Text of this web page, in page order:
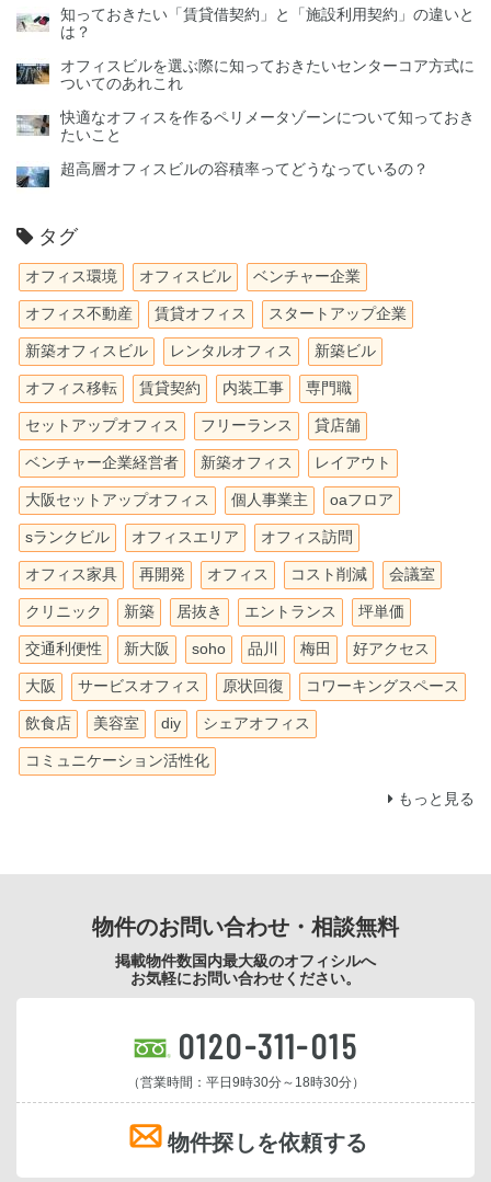
知っておきたい「賃貸借契約」と「施設利用契約」の違いと
は？
オフィスビルを選ぶ際に知っておきたいセンターコア方式に
ついてのあれこれ
快適なオフィスを作るペリメータゾーンについて知っておき
たいこと
超高層オフィスビルの容積率ってどうなっているの？
タグ
オフィス環境 オフィスビル ベンチャー企業
オフィス不動産 賃貸オフィス スタートアップ企業
新築オフィスビル レンタルオフィス 新築ビル
オフィス移転 賃貸契約 内装工事 専門職
セットアップオフィス フリーランス 貸店舗
ベンチャー企業経営者 新築オフィス レイアウト
大阪セットアップオフィス 個人事業主 oaフロア
sランクビル オフィスエリア オフィス訪問
オフィス家具 再開発 オフィス コスト削減 会議室
クリニック 新築 居抜き エントランス 坪単価
交通利便性 新大阪 soho 品川 梅田 好アクセス
大阪 サービスオフィス 原状回復 コワーキングスペース
飲食店 美容室 diy シェアオフィス
コミュニケーション活性化
もっと見る
物件のお問い合わせ・相談無料
掲載物件数国内最大級のオフィシルへ
お気軽にお問い合わせください。
0120-311-015
（営業時間：平日9時30分～18時30分）
物件探しを依頼する